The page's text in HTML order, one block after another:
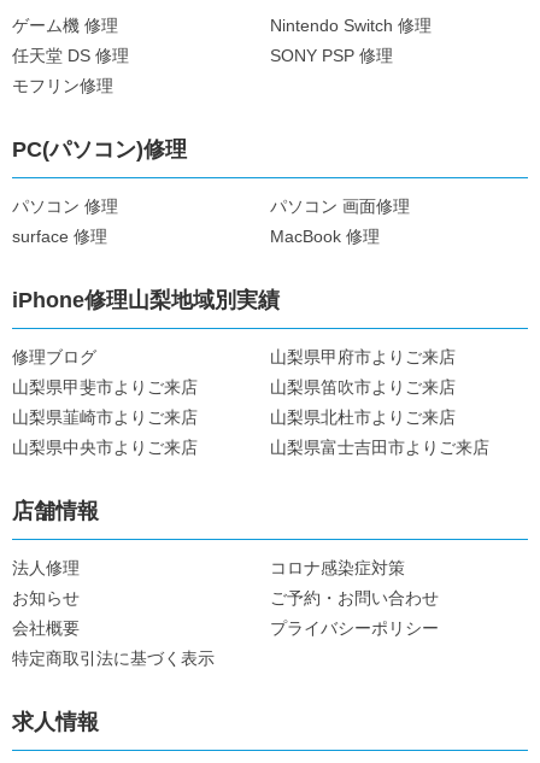
ゲーム機 修理
Nintendo Switch 修理
任天堂 DS 修理
SONY PSP 修理
モフリン修理
PC(パソコン)修理
パソコン 修理
パソコン 画面修理
surface 修理
MacBook 修理
iPhone修理山梨地域別実績
修理ブログ
山梨県甲府市よりご来店
山梨県甲斐市よりご来店
山梨県笛吹市よりご来店
山梨県韮崎市よりご来店
山梨県北杜市よりご来店
山梨県中央市よりご来店
山梨県富士吉田市よりご来店
店舗情報
法人修理
コロナ感染症対策
お知らせ
ご予約・お問い合わせ
会社概要
プライバシーポリシー
特定商取引法に基づく表示
求人情報